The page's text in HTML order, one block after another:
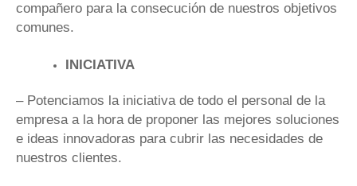
compañero para la consecución de nuestros objetivos
comunes.
INICIATIVA
– Potenciamos la iniciativa de todo el personal de la
empresa a la hora de proponer las mejores soluciones
e ideas innovadoras para cubrir las necesidades de
nuestros clientes.